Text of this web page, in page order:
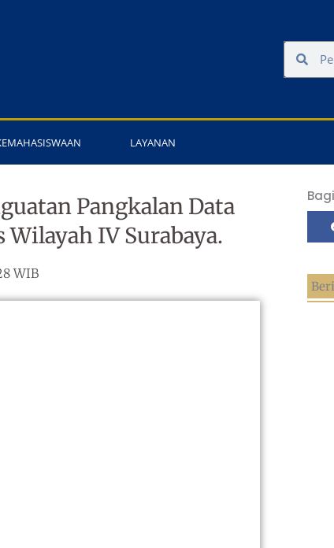
Search
LAYANAN
Pangkalan Data
IV Surabaya.
WIB